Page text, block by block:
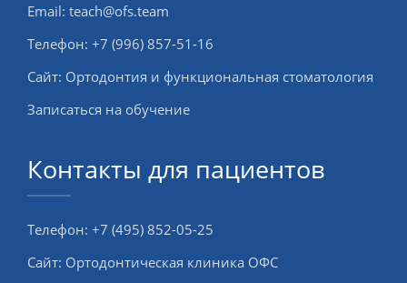
Email: teach@ofs.team
Телефон: +7 (996) 857-51-16
Сайт: Ортодонтия и функциональная стоматология
Записаться на обучение
Контакты для пациентов
Телефон: +7 (495) 852-05-25
Сайт: Ортодонтическая клиника ОФС